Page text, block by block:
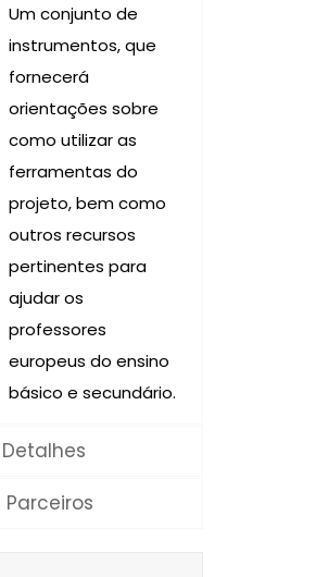
Um conjunto de
instrumentos, que
fornecerá
orientações sobre
como utilizar as
ferramentas do
projeto, bem como
outros recursos
pertinentes para
ajudar os
professores
europeus do ensino
básico e secundário.
Detalhes
Parceiros